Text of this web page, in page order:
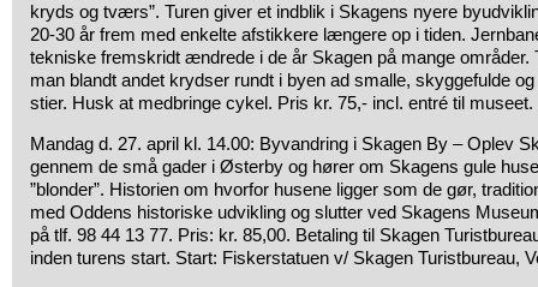
kryds og tværs”. Turen giver et indblik i Skagens nyere
20-30 år frem med enkelte afstikkere længere op i tiden.
tekniske fremskridt ændrede i de år Skagen på mange områder.
man blandt andet krydser rundt i byen ad smalle, skyggefulde
stier. Husk at medbringe cykel. Pris kr. 75,- incl. entré til museet.
Mandag d. 27. april kl. 14.00: Byvandring i Skagen By – Oplev
gennem de små gader i Østerby og hører om Skagens gule
”blonder”. Historien om hvorfor husene ligger som de gør,
med Oddens historiske udvikling og slutter ved Skagens
på tlf. 98 44 13 77. Pris: kr. 85,00. Betaling til Skagen
inden turens start. Start: Fiskerstatuen v/ Skagen Turistbureau,